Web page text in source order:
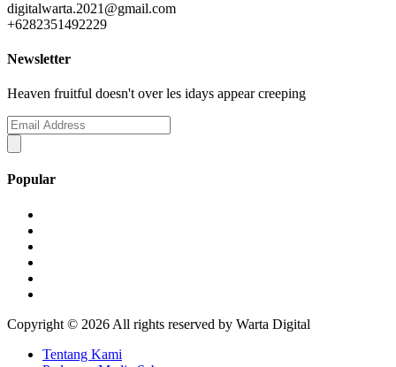
digitalwarta.2021@gmail.com
+6282351492229
Newsletter
Heaven fruitful doesn't over les idays appear creeping
Popular
Copyright © 2026 All rights reserved by Warta Digital
Tentang Kami